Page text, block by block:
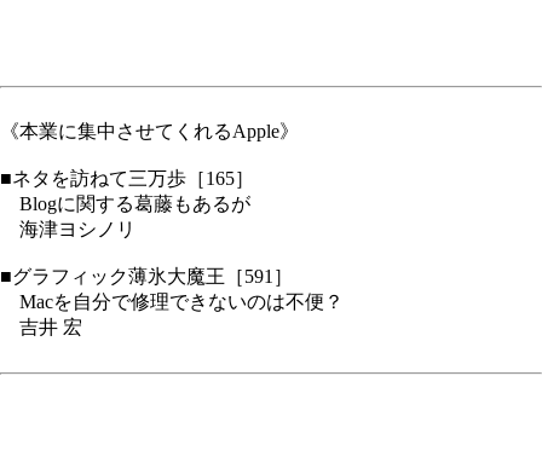
《本業に集中させてくれるApple》
■ネタを訪ねて三万歩［165］
Blogに関する葛藤もあるが
海津ヨシノリ
■グラフィック薄氷大魔王［591］
Macを自分で修理できないのは不便？
吉井 宏